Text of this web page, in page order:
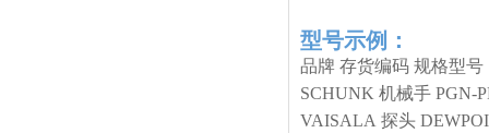
型号示例：
品牌 存货编码 规格型号
SCHUNK 机械手 PGN-
VAISALA 探头